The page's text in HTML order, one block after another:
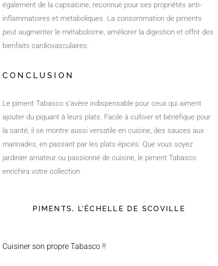
également de la capsaïcine, reconnue pour ses propriétés anti-
inflammatoires et métaboliques. La consommation de piments
peut augmenter le métabolisme, améliorer la digestion et offrir des
bienfaits cardiovasculaires.
CONCLUSION
Le piment Tabasco s’avère indispensable pour ceux qui aiment
ajouter du piquant à leurs plats. Facile à cultiver et bénéfique pour
la santé, il se montre aussi versatile en cuisine, des sauces aux
marinades, en passant par les plats épicés. Que vous soyez
jardinier amateur ou passionné de cuisine, le piment Tabasco
enrichira votre collection.
PIMENTS, L’ÉCHELLE DE SCOVILLE
Cuisiner son propre Tabasco !!